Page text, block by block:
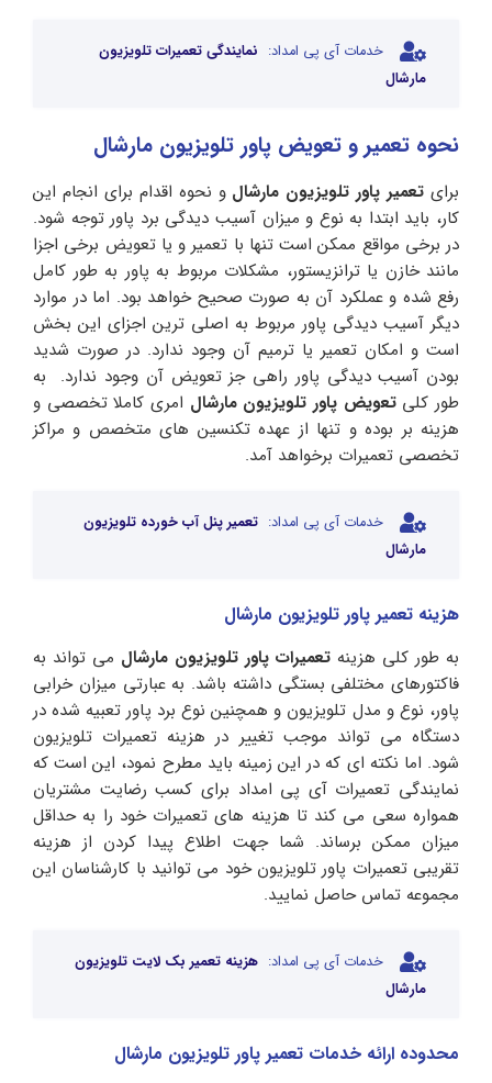
خدمات آی پی امداد: نمایندگی تعمیرات تلویزیون
مارشال
نحوه تعمیر و تعویض پاور تلویزیون مارشال
برایتعمیر پاور تلویزیون مارشال و نحوه اقدام برای انجام این
کار، باید ابتدا به نوع و میزان آسیب دیدگی برد پاور توجه شود.
در برخی مواقع ممکن است تنها با تعمیر و یا تعویض برخی اجزا
مانند خازن یا ترانزیستور، مشکلات مربوط به پاور به طور کامل
رفع شده و عملکرد آن به صورت صحیح خواهد بود. اما در موارد
دیگر آسیب دیدگی پاور مربوط به اصلی ترین اجزای این بخش
است و امکان تعمیر یا ترمیم آن وجود ندارد. در صورت شدید
بودن آسیب دیدگی پاور راهی جز تعویض آن وجود ندارد. به
طور کلیتعویض پاور تلویزیون مارشال امری کاملا تخصصی و
هزینه بر بوده و تنها از عهده تکنسین های متخصص و مراکز
تخصصی تعمیرات برخواهد آمد.
خدمات آی پی امداد: تعمیر پنل آب خورده تلویزیون
مارشال
هزینه تعمیر پاور تلویزیون مارشال
به طور کلی هزینه تعمیرات پاور تلویزیون مارشال می تواند به
فاکتورهای مختلفی بستگی داشته باشد. به عبارتی میزان خرابی
پاور، نوع و مدل تلویزیون و همچنین نوع برد پاور تعبیه شده در
دستگاه می تواند موجب تغییر در هزینه تعمیرات تلویزیون
شود. اما نکته ای که در این زمینه باید مطرح نمود، این است که
نمایندگی تعمیرات آی پی امداد برای کسب رضایت مشتریان
همواره سعی می کند تا هزینه های تعمیرات خود را به حداقل
میزان ممکن برساند. شما جهت اطلاع پیدا کردن از هزینه
تقریبی تعمیرات پاور تلویزیون خود می توانید با کارشناسان این
مجموعه تماس حاصل نمایید.
خدمات آی پی امداد: هزینه تعمیر بک لایت تلویزیون
مارشال
محدوده ارائه خدمات تعمیر پاور تلویزیون مارشال